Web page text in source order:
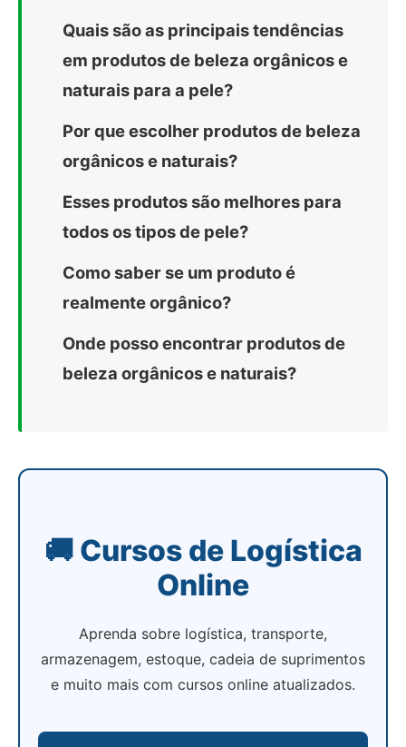
Quais são as principais tendências
em produtos de beleza orgânicos e
naturais para a pele?
Por que escolher produtos de beleza
orgânicos e naturais?
Esses produtos são melhores para
todos os tipos de pele?
Como saber se um produto é
realmente orgânico?
Onde posso encontrar produtos de
beleza orgânicos e naturais?
🚚 Cursos de Logística
Online
Aprenda sobre logística, transporte,
armazenagem, estoque, cadeia de suprimentos
e muito mais com cursos online atualizados.